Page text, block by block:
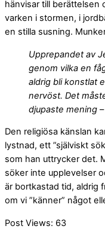
hänvisar till berättelsen
varken i stormen, i
en stilla susning.
Upprepandet av
genom vilka en
aldrig bli konstlat
nervöst. Det
djupaste mening
Den religiösa känslan
lystnad, ett ”själviskt
som han uttrycker det.
söker inte upplevelser
är bortkastad tid, aldrig
om vi ”känner” något
Post Views: 63